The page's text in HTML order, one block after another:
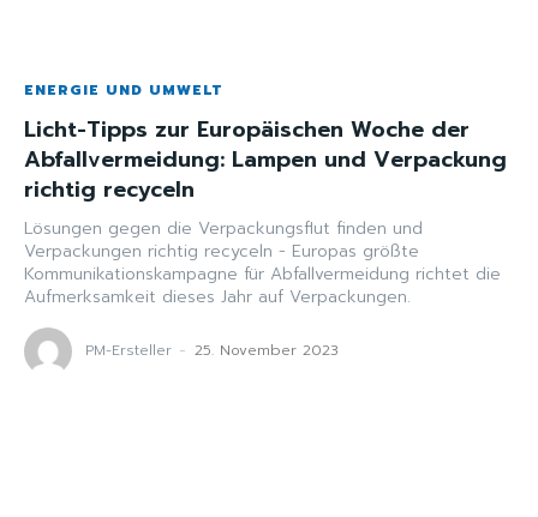
ENERGIE UND UMWELT
Licht-Tipps zur Europäischen Woche der
Abfallvermeidung: Lampen und Verpackung
richtig recyceln
Lösungen gegen die Verpackungsflut finden und
Verpackungen richtig recyceln - Europas größte
Kommunikationskampagne für Abfallvermeidung richtet die
Aufmerksamkeit dieses Jahr auf Verpackungen.
PM-Ersteller - 25. November 2023